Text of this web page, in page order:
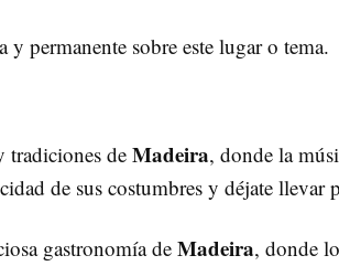
y permanente sobre este lugar o tema.
tradiciones de Madeira, donde la
de sus costumbres y déjate llevar
gastronomía de Madeira, donde